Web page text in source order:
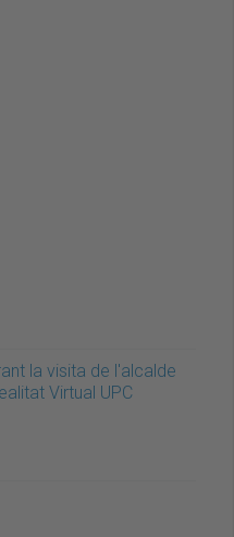
la visita de l'alcalde
Virtual UPC